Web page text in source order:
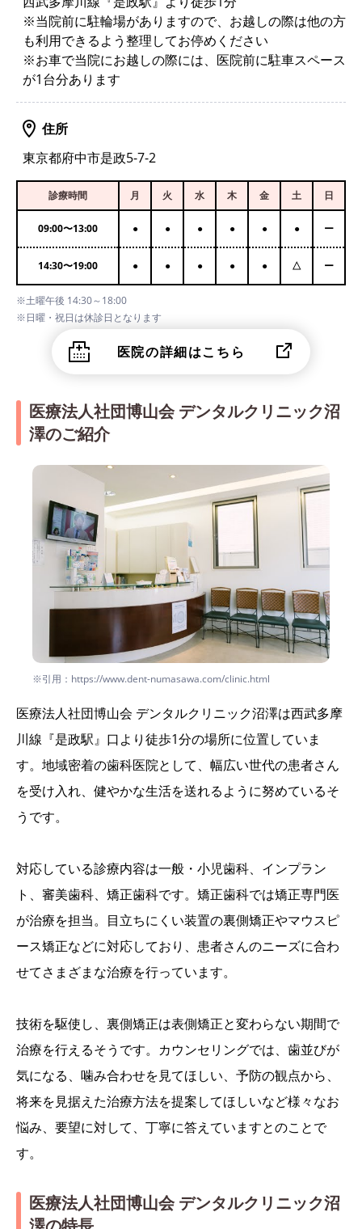
※当院前に駐輪場がありますので、お越しの際は他の方
も利用できるよう整理してお停めください
※お車で当院にお越しの際には、医院前に駐車スペース
が1台分あります
住所
東京都府中市是政5-7-2
診療時間 月 火 水 木 金 土 日
09:00〜13:00 ● ● ● ● ● ● ー
14:30〜19:00 ● ● ● ● ● △ ー
※土曜午後 14:30～18:00
※日曜・祝日は休診日となります
医院の詳細はこちら
医療法人社団博山会 デンタルクリニック沼
澤のご紹介
※引用：https://www.dent-numasawa.com/clinic.html
医療法人社団博山会 デンタルクリニック沼澤は西武多摩
川線『是政駅』口より徒歩1分の場所に位置していま
す。地域密着の歯科医院として、幅広い世代の患者さん
を受け入れ、健やかな生活を送れるように努めているそ
うです。
対応している診療内容は一般・小児歯科、インプラン
ト、審美歯科、矯正歯科です。矯正歯科では矯正専門医
が治療を担当。目立ちにくい装置の裏側矯正やマウスピ
ース矯正などに対応しており、患者さんのニーズに合わ
せてさまざまな治療を行っています。
技術を駆使し、裏側矯正は表側矯正と変わらない期間で
治療を行えるそうです。カウンセリングでは、歯並びが
気になる、噛み合わせを見てほしい、予防の観点から、
将来を見据えた治療方法を提案してほしいなど様々なお
悩み、要望に対して、丁寧に答えていますとのことで
す。
医療法人社団博山会 デンタルクリニック沼